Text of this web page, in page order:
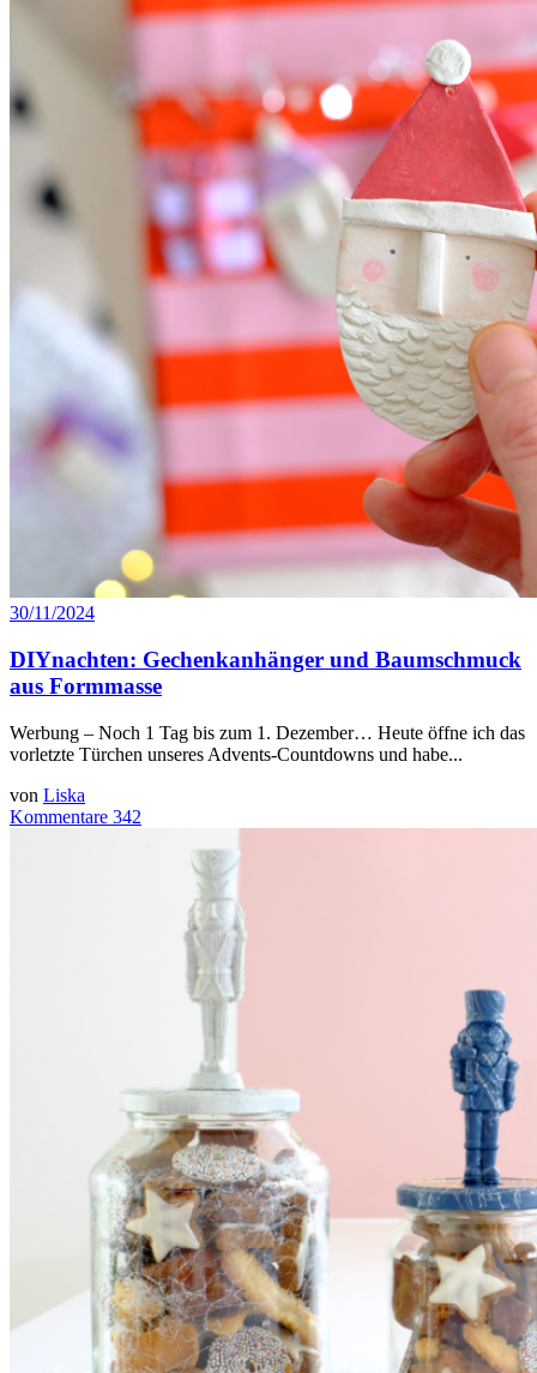
30/11/2024
DIYnachten: Gechenkanhänger und Baumschmuck
aus Formmasse
Werbung – Noch 1 Tag bis zum 1. Dezember… Heute öffne ich das
vorletzte Türchen unseres Advents-Countdowns und habe...
von Liska
Kommentare 342